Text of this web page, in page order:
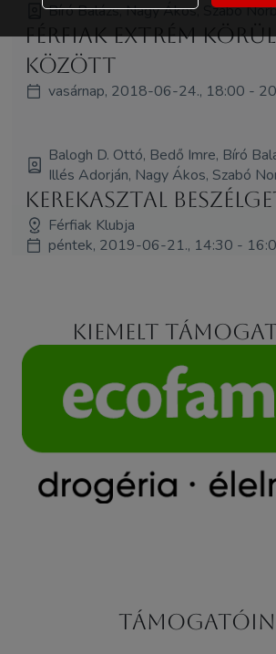
Bíró Balázs, Nagy Ákos, Szabó
Férfiak extrém
között
vasárnap, 2018-06-24., 18:00 -
Balogh D. Ottó, Bedő Imre, Bíró
Illés Adorján, Nagy Ákos, Szabó
Kerekasztal
Férfiak Klubja
péntek, 2019-06-21., 14:30 -
Kiemelt